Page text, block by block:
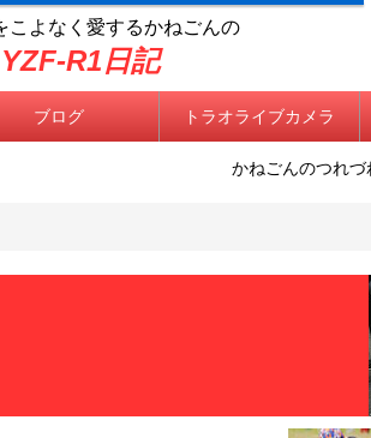
こよなく 愛するかねごんの
YZF-R1日記
ブログ トラオライブカメラ
かねごんのつれづれ日記